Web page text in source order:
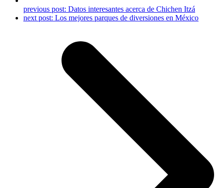
previous post: Datos interesantes acerca de Chichen Itzá
next post: Los mejores parques de diversiones en México